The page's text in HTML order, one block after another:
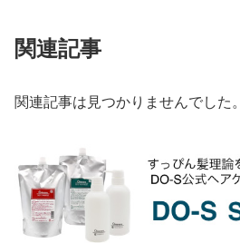
関連記事
関連記事は見つかりませんでした。